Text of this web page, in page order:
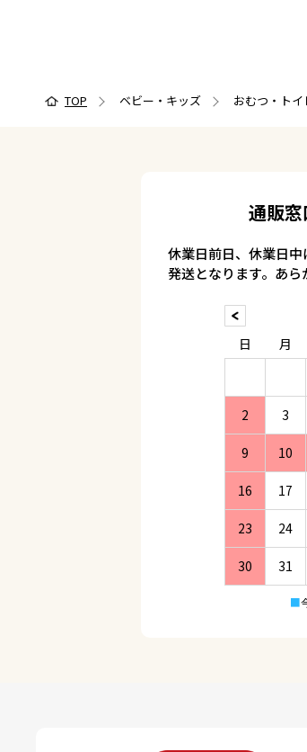
TOP ベビー・キッズ おむつ・ト
通販
休業日前日、休業日
発送となります。あら
日
月
2 3
9 10
16 17
23 24
30 31
■